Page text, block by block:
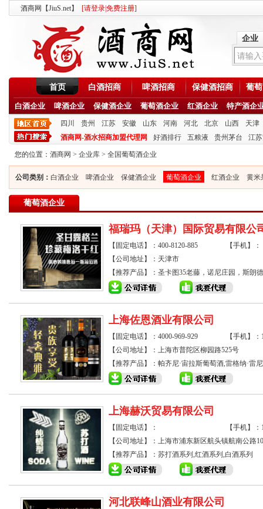
酒商网【JiuS.net】 [请登录免费注册]
企业
首页 白酒招商 啤酒招商 保健酒招商 葡
白酒企业 啤酒企业 保健酒企业 葡萄酒企业 红酒企业 特产酒企
四川 贵州 江苏 安徽 山东 河南 河北 北京 山西
天津
酒商网-酒水招商加盟代理网
好酒排行 五粮液 贵州茅台 江
您的位置： 酒商网 > 企业库 > 全国葡萄酒企业
公司类别： 白酒企业 啤酒企业 保健酒企业 葡萄酒企业 红酒企业 黄米
葡萄酒企业
福瑞玛（天津）国际贸易有限公
【固定电话】：400-8120-885
【手机】：
【公司地址】：天津市
【推荐产品】： 圣卡图35老藤，诺尼庄园，斯朗
上海佐恩酒业有限公司
【固定电话】：4000-969-929
【手机】
【公司地址】：上海市普陀区柳园路525号
【推荐产品】： 帕齐尼·宙拉斯葡萄酒,雷格纳·雷
上海赫沃贸易有限公司
【固定电话】：
【手机】
【公司地址】：上海市浦东新区航头镇航南公路
【推荐产品】： 苏打酒系列 ,红酒系列 ,白酒系列
河北联峰山酒业有限公司